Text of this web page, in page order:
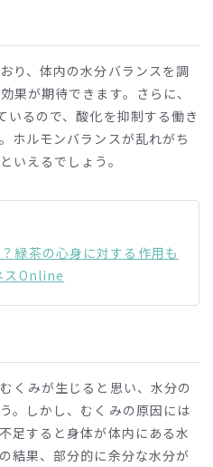
り、体内の水分バランスを調
果が期待できます。さらに、
いるので、酸化を抑制する働き
ホルモンバランスが乱れがち
いえるでしょう。
緑茶の心身に対する作用も
スOnline
くみが生じると思い、水分の
。しかし、むくみの原因には
足すると身体が体内にある水
結果、部分的に余分な水分が